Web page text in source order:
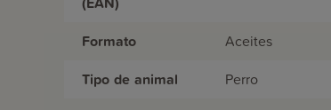
Formato Aceites
Tipo de animal Perro